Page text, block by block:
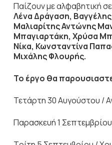
Παίζουν με αλφαβητική
Λένα Δράγαση,
Μαλιαρίτης Αντώνης
Μπαγιαρτάκη, Χρύσα
Νίκα, Κωνσταντίνα
Μιχάλης Φλουρής.
Το έργο θα
Τετάρτη 30 Αυγούστου /
Παρασκευή 1